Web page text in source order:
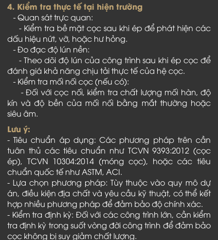
4. Kiểm tra thực tế tại hiện trường
- Quan sát trực quan:
- Kiểm tra bề mặt cọc sau khi ép để phát hiện các
dấu hiệu nứt, vỡ, hoặc hư hỏng.
- Đo đạc độ lún nền:
- Theo dõi độ lún của công trình sau khi ép cọc để
đánh giá khả năng chịu tải thực tế của hệ cọc.
- Kiểm tra mối nối cọc (nếu có):
- Đối với cọc nối, kiểm tra chất lượng mối hàn, độ
kín và độ bền của mối nối bằng mắt thường hoặc
siêu âm.
Lưu ý:
- Tiêu chuẩn áp dụng: Các phương pháp trên cần
tuân thủ các tiêu chuẩn như TCVN 9393:2012 (cọc
ép), TCVN 10304:2014 (móng cọc), hoặc các tiêu
chuẩn quốc tế như ASTM, ACI.
- Lựa chọn phương pháp: Tùy thuộc vào quy mô dự
án, điều kiện địa chất và yêu cầu kỹ thuật, có thể kết
hợp nhiều phương pháp để đảm bảo độ chính xác.
- Kiểm tra định kỳ: Đối với các công trình lớn, cần kiểm
tra định kỳ trong suốt vòng đời công trình để đảm bảo
cọc không bị suy giảm chất lượng.